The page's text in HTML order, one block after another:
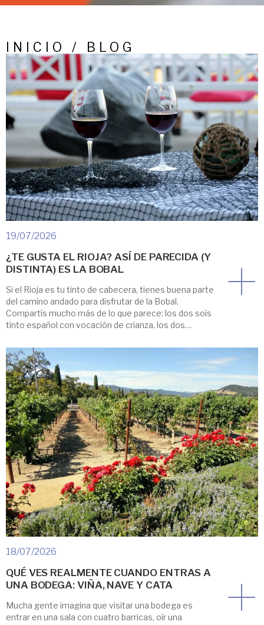
INICIO / BLOG
19/07/2026
¿TE GUSTA EL RIOJA? ASÍ DE PARECIDA (Y
DISTINTA) ES LA BOBAL
Si el Rioja es tu tinto de cabecera, tienes buena parte
del camino andado para disfrutar de la Bobal.
Compartís mucho más de lo que parece: los dos sois
tinto español con vocación de crianza, los dos
tienen detrás siglos de cultura del vino. La Bobal […]
18/07/2026
QUÉ VES REALMENTE CUANDO ENTRAS A
UNA BODEGA: VIÑA, NAVE Y CATA
Mucha gente imagina que visitar una bodega es
entrar en una sala con cuatro barricas, oír una